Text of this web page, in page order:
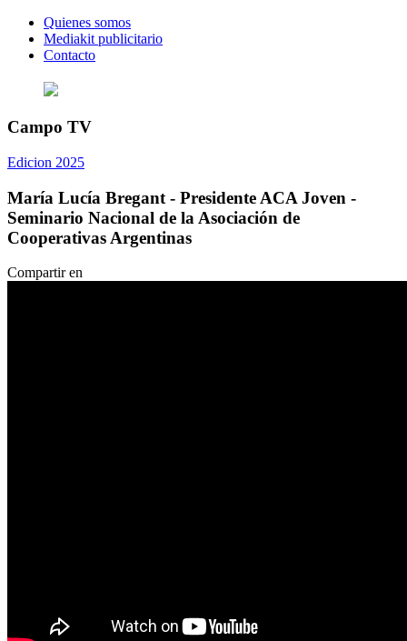
Quienes somos
Mediakit publicitario
Contacto
Campo TV
Edicion 2025
María Lucía Bregant - Presidente ACA Joven -
Seminario Nacional de la Asociación de
Cooperativas Argentinas
Compartir en